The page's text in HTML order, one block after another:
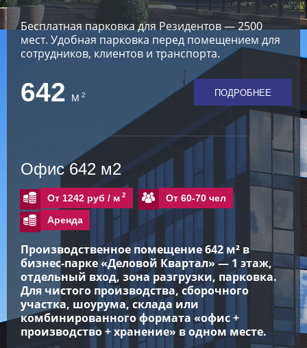
Бесплатная парковка для Резидентов — 2500
мест. Удобная парковка перед помещением для
сотрудников, клиентов и транспорта.
642 М 2 ПОДРОБНЕЕ
Офис 642 м2
От 1242 руб / м 2 От 60-70 чел
Аренда
Производственное помещение 642 м² в
бизнес-парке «Деловой Квартал» — 1 этаж,
отдельный вход, зона разгрузки, парковка.
Для чистого производства, сборочного
участка, шоурума, склада или
комбинированного формата «офис +
производство + хранение» в одном месте.